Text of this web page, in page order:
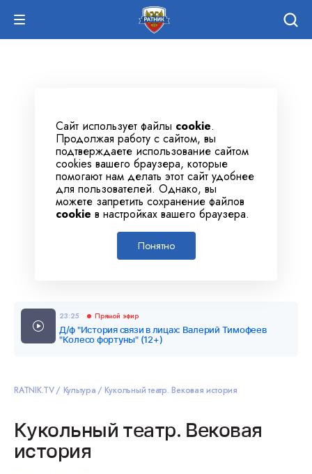
Сайт использует файлы cookie.
Продолжая работу с сайтом, вы
подтверждаете использование сайтом
cookies вашего браузера, которые
помогают нам делать этот сайт удобнее
для пользователей. Однако, вы
можете запретить сохранение файлов
cookie в настройках вашего браузера.
Понятно
23:25 Прямой эфир
Д/ф "История связи в лицах: Валерий Тимофеев
"Колесо фортуны" (12+)
RATNIK.TV Культура Кукольный театр. Вековая история
Кукольный театр. Вековая
история